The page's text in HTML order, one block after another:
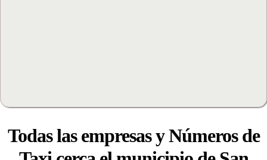
Todas las empresas y Números de